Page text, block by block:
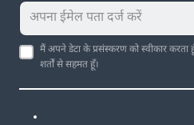
मैं अपने डेटा के प्रसंस्करण को स्वीकार
शर्तों से सहमत हूँ।